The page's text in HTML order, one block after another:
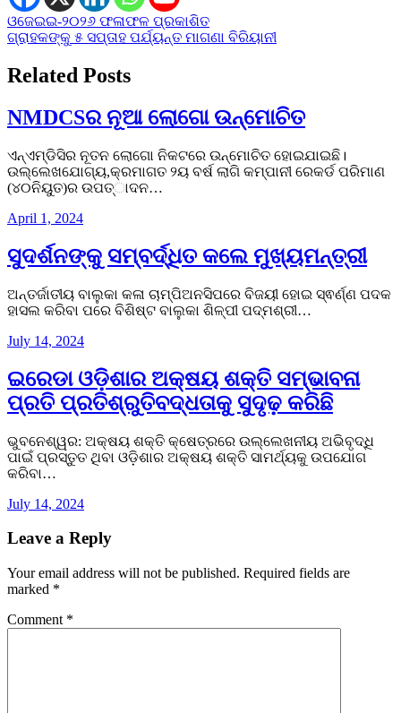
Post
navigation
ଓଜେଇଇ-୨୦୨୬ ଫଳାଫଳ ପ୍ରକାଶିତ
ଗ୍ରାହକଙ୍କୁ ୫ ସପ୍ତାହ ପର୍ଯ୍ୟନ୍ତ ମାଗଣା ବିରିୟାନୀ
Related Posts
NMDCSର ନୂଆ ଲୋଗୋ ଉନ୍ମୋଚିତ
ଏନ୍ଏମ୍ଡିସିର ନୂତନ ଲୋଗୋ ନିକଟରେ ଉନ୍ମୋଚିତ ହୋଇଯାଇଛି।
ଉଲ୍ଲେଖଯୋଗ୍ୟ,କ୍ରମାଗତ ୨ୟ ବର୍ଷ ଲାଗି କମ୍ପାନୀ ରେକର୍ଡ ପରିମାଣ
(୪୦ନିୟୁତ)ର ଉପତ୍ାଦନ…
April 1, 2024
ସୁଦର୍ଶନଙ୍କୁ ସମ୍ବର୍ଦ୍ଧିତ କଲେ ମୁଖ୍ୟମନ୍ତ୍ରୀ
ଅନ୍ତର୍ଜାତୀୟ ବାଲୁକା କଳା ଚାମ୍ପିଅନସିପରେ ବିଜୟୀ ହୋଇ ସ୍ଵର୍ଣ୍ଣ ପଦକ
ହାସଲ କରିବା ପରେ ବିଶିଷ୍ଟ ବାଲୁକା ଶିଳ୍ପୀ ପଦ୍ମଶ୍ରୀ…
July 14, 2024
ଇରେଡା ଓଡ଼ିଶାର ଅକ୍ଷୟ ଶକ୍ତି ସମ୍ଭାବନା
ପ୍ରତି ପ୍ରତିଶ୍ରୁତିବଦ୍ଧତାକୁ ସୁଦୃଢ଼ କରିଛି
ଭୁବନେଶ୍ୱର: ଅକ୍ଷୟ ଶକ୍ତି କ୍ଷେତ୍ରରେ ଉଲ୍ଲେଖନୀୟ ଅଭିବୃଦ୍ଧି
ପାଇଁ ପ୍ରସ୍ତୁତ ଥିବା ଓଡ଼ିଶାର ଅକ୍ଷୟ ଶକ୍ତି ସାମର୍ଥ୍ୟକୁ ଉପଯୋଗ
କରିବା…
July 14, 2024
Leave a Reply
Your email address will not be published. Required fields are
marked *
Comment *